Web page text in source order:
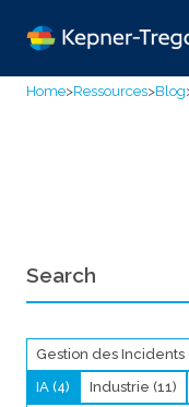
Home>Ressources>Blog
Gestion des Incidents
IA (4)
Industrie (11)